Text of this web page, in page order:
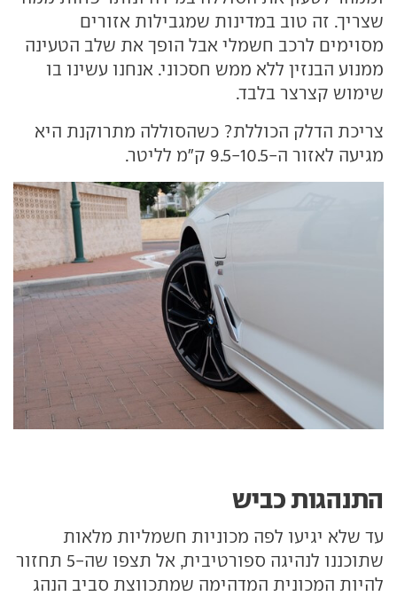
שצריך. זה טוב במדינות שמגבילות אזורים
מסוימים לרכב חשמלי אבל הופך את שלב הטעינה
ממנוע הבנזין ללא ממש חסכוני. אנחנו עשינו בו
שימוש קצרצר בלבד.
צריכת הדלק הכוללת? כשהסוללה מתרוקנת היא
מגיעה לאזור ה-9.5-10.5 ק"מ לליטר.
התנהגות כביש
עד שלא יגיעו לפה מכוניות חשמליות מלאות
שתוכננו לנהיגה ספורטיבית, אל תצפו שה-5 תחזור
להיות המכונית המדהימה שמתכווצת סביב הנהג